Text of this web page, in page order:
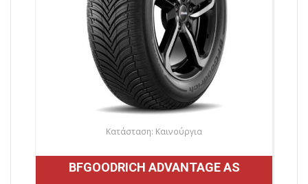
Κατάσταση: Καινούργια
BFGOODRICH ADVANTAGE AS